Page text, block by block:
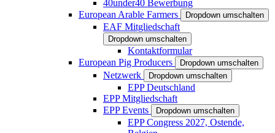
40under40 Bewerbung
European Arable Farmers
Dropdown umschalten
EAF Mitgliedschaft
Dropdown umschalten
Kontaktformular
European Pig Producers
Dropdown umschalten
Netzwerk Dropdown umschalten
EPP Deutschland
EPP Mitgliedschaft
EPP Events
Dropdown umschalten
EPP Congress 2027, Ostende,